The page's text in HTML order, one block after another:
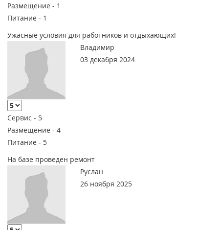
Размещение - 1
Питание - 1
Ужасные условия для работников и отдыхающих!
Владимир
03 декабря 2024
Сервис - 5
Размещение - 4
Питание - 5
На базе проведен ремонт
Руслан
26 ноября 2025